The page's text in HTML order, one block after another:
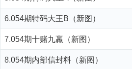
6.054期特码大王B（新图）
7.054期十赌九羸（新图）
8.054期内部信封料（新图）